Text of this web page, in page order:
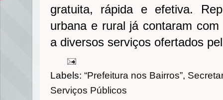
gratuita, rápida e efetiva.
urbana e rural já contaram
a diversos serviços ofertados
Labels: “Prefeitura nos Bairros”,
Serviços Públicos